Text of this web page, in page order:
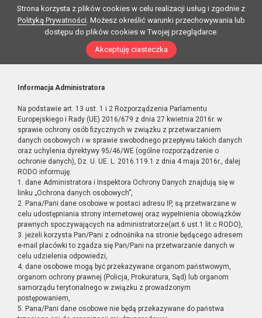
Strona korzysta z plików cookies w celu realizacji usług i zgodnie z
Polityką Prywatności. Możesz określić warunki przechowywania lub
dostępu do plików cookies w Twojej przeglądarce.
Akceptuję ciasteczka
Informacja Administratora
Na podstawie art. 13 ust. 1 i 2 Rozporządzenia Parlamentu
Europejskiego i Rady (UE) 2016/679 z dnia 27 kwietnia 2016r. w
sprawie ochrony osób fizycznych w związku z przetwarzaniem
danych osobowych i w sprawie swobodnego przepływu takich danych
oraz uchylenia dyrektywy 95/46/WE (ogólne rozporządzenie o
ochronie danych), Dz. U. UE. L. 2016.119.1 z dnia 4 maja 2016r., dalej
RODO informuję:
1. dane Administratora i Inspektora Ochrony Danych znajdują się w
linku „Ochrona danych osobowych”,
2. Pana/Pani dane osobowe w postaci adresu IP, są przetwarzane w
celu udostępniania strony internetowej oraz wypełnienia obowiązków
prawnych spoczywających na administratorze(art.6 ust.1 lit.c RODO),
3. jeżeli korzysta Pan/Pani z odnośnika na stronie będącego adresem
e-mail placówki to zgadza się Pan/Pani na przetwarzanie danych w
celu udzielenia odpowiedzi,
4. dane osobowe mogą być przekazywane organom państwowym,
organom ochrony prawnej (Policja, Prokuratura, Sąd) lub organom
samorządu terytorialnego w związku z prowadzonym
postępowaniem,
5. Pana/Pani dane osobowe nie będą przekazywane do państwa